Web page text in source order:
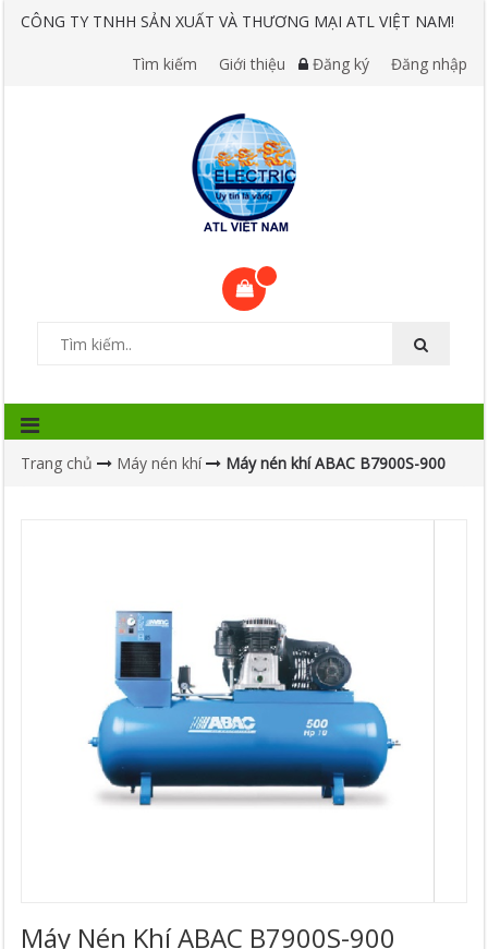
CÔNG TY TNHH SẢN XUẤT VÀ THƯƠNG MẠI ATL VIỆT NAM!
Tìm kiếm Giới thiệu Đăng ký Đăng nhập
Trang chủ Máy nén khí Máy nén khí ABAC B7900S-900
Máy Nén Khí ABAC B7900S-900